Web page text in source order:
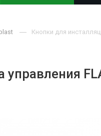
Кнопки для